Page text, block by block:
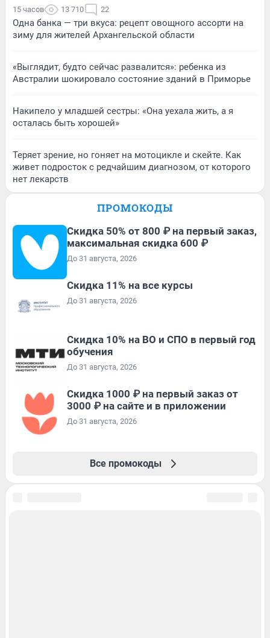
15 часов 13 710 22
Одна банка — три вкуса: рецепт овощного ассорти на
зиму для жителей Архангельской области
«Выглядит, будто сейчас развалится»: ребенка из
Австралии шокировало состояние зданий в Приморье
Накипело у младшей сестры: «Она уехала жить, а я
осталась быть хорошей»
Теряет зрение, но гоняет на мотоцикле и скейте. Как
живет подросток с редчайшим диагнозом, от которого
нет лекарств
ПРОМОКОДЫ
Скидка 50% от 800 ₽ на первый заказ,
максимальная скидка 600 ₽
До 31 августа, 2026
Скидка 11% на все курсы
До 31 августа, 2026
Скидка 10% на ВО и СПО в первый год
обучения
До 31 августа, 2026
Скидка 1000 ₽ на первый заказ от
3000 ₽ на сайте и в приложении
До 31 августа, 2026
Все промокоды